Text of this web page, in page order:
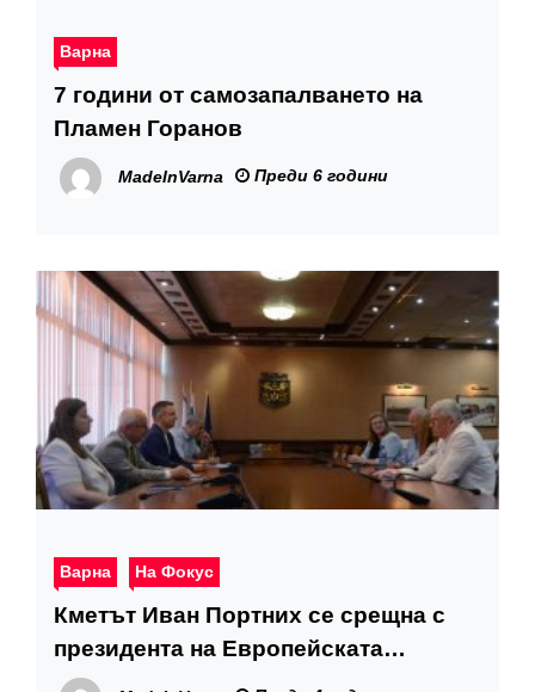
Варна
7 години от самозапалването на
Пламен Горанов
MadeInVarna Преди 6 години
Варна На Фокус
Кметът Иван Портних се срещна с
президента на Европейската
асоциация на доставчиците на